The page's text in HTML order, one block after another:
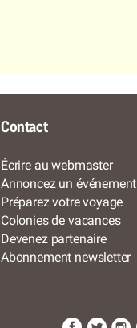
Contact
Écrire au webmaster
Annoncez un événement
Préparez votre voyage
Colonies de vacances
Devenez partenaire
Abonnement newsletter